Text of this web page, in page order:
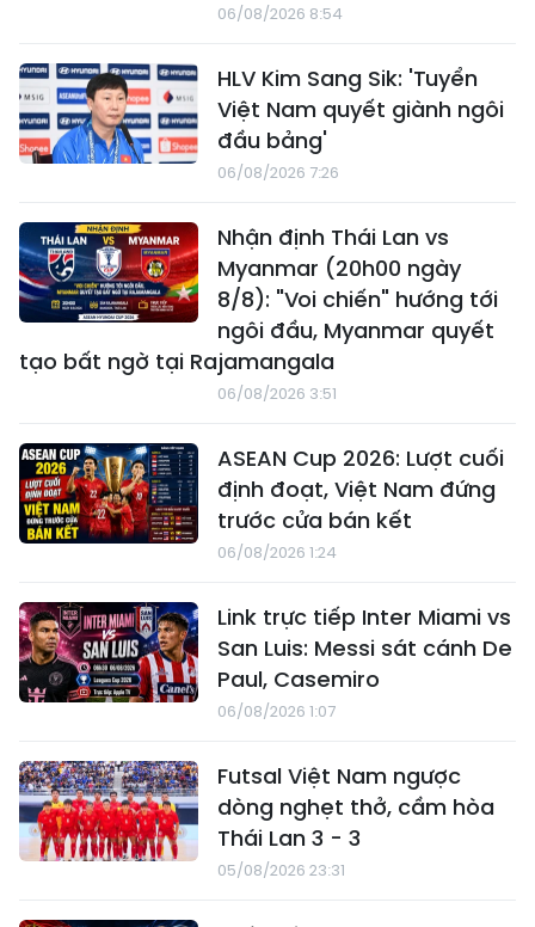
06/08/2026 8:54
HLV Kim Sang Sik: 'Tuyển
Việt Nam quyết giành ngôi
đầu bảng'
06/08/2026 7:26
Nhận định Thái Lan vs
Myanmar (20h00 ngày
8/8): "Voi chiến" hướng tới
ngôi đầu, Myanmar quyết
tạo bất ngờ tại Rajamangala
06/08/2026 3:51
ASEAN Cup 2026: Lượt cuối
định đoạt, Việt Nam đứng
trước cửa bán kết
06/08/2026 1:24
Link trực tiếp Inter Miami vs
San Luis: Messi sát cánh De
Paul, Casemiro
06/08/2026 1:07
Futsal Việt Nam ngược
dòng nghẹt thở, cầm hòa
Thái Lan 3 - 3
05/08/2026 23:31